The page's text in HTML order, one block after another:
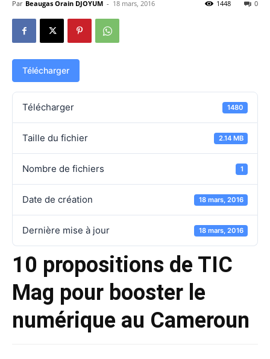
Par Beaugas Orain DJOYUM - 18 mars, 2016 0
1448
Télécharger
Télécharger 1480
Taille du fichier 2.14 MB
Nombre de fichiers 1
Date de création 18 mars, 2016
Dernière mise à jour 18 mars, 2016
10 propositions de TIC
Mag pour booster le
numérique au Cameroun